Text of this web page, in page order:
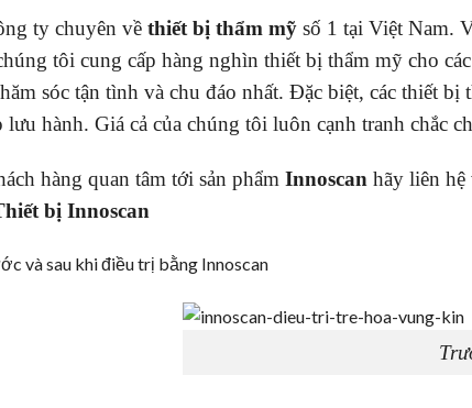
ty chuyên vềthiết bị thẩm mỹ số 1 tại Việt Nam.
tôi cung cấp hàng nghìn thiết bị thẩm mỹ cho
sóc tận tình và chu đáo nhất. Đặc biệt, các thiết
lưu hành. Giá cả của chúng tôi luôn cạnh tranh chắc
hàng quan tâm tới sản phẩmInnoscanhãy liên
bị Innoscan
và sau khi điều trị bằng Innoscan
Trước và